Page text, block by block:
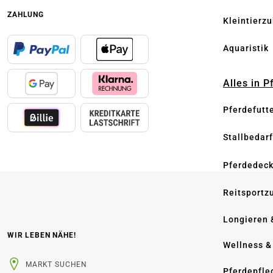
Aquaristik
Alles in
Stallbedarf
Longieren
Wellness
ZAHLUNG
WIR LEBEN NÄHE!
MARKT SUCHEN